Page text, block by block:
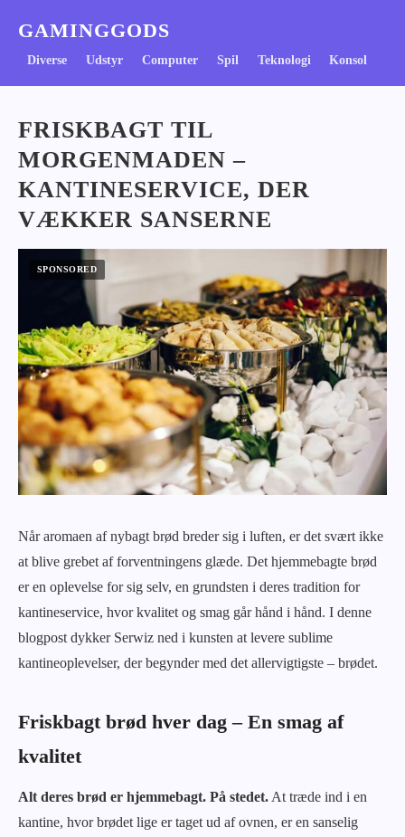
GAMINGGODS
Diverse Udstyr Computer Spil Teknologi Konsol
FRISKBAGT TIL
MORGENMADEN –
KANTINESERVICE, DER
VÆKKER SANSERNE
Når aromaen af nybagt brød breder sig i luften, er det svært ikke
at blive grebet af forventningens glæde. Det hjemmebagte brød
er en oplevelse for sig selv, en grundsten i deres tradition for
kantineservice, hvor kvalitet og smag går hånd i hånd. I denne
blogpost dykker Serwiz ned i kunsten at levere sublime
kantineoplevelser, der begynder med det allervigtigste – brødet.
Friskbagt brød hver dag – En smag af
kvalitet
Alt deres brød er hjemmebagt. På stedet. At træde ind i en
kantine, hvor brødet lige er taget ud af ovnen, er en sanselig